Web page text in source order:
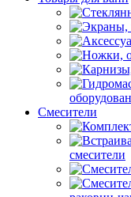
Смесители
смесители